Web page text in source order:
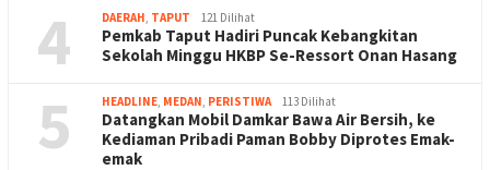
4 DAERAH, TAPUT 121 Dilihat
Pemkab Taput Hadiri Puncak Kebangkitan
Sekolah Minggu HKBP Se-Ressort Onan Hasang
5 HEADLINE, MEDAN, PERISTIWA 113 Dilihat
Datangkan Mobil Damkar Bawa Air Bersih, ke
Kediaman Pribadi Paman Bobby Diprotes Emak-
emak